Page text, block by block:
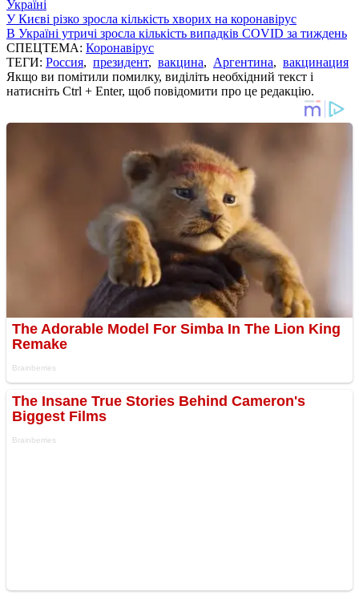
Україні
У Києві різко зросла кількість хворих на коронавірус
В Україні утричі зросла кількість випадків COVID за тиждень
СПЕЦТЕМА: Коронавірус
ТЕГИ: Россия, президент, вакцина, Аргентина, вакцинация
Якщо ви помітили помилку, виділіть необхідний текст і
натисніть Ctrl + Enter, щоб повідомити про це редакцію.